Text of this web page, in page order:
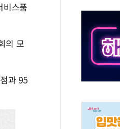
방위협정' 체결… 수니파 국가들의
써밋 클라비온 59㎡ 18억원대
복되는 국토부-서울시 '정책 엇박자'
과 극'…생애최초만 경쟁 치열
횡보…고래·ETF 매수에도 고유가
비스품
의 모
과 95